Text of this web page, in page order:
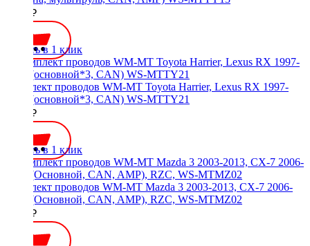
4600 ₽
Купить в 1 клик
Комплект проводов WM-MT Toyota Harrier, Lexus RX 1997-
2003 (основной*3, CAN) WS-MTTY21
7000 ₽
Купить в 1 клик
Комплект проводов WM-MT Mazda 3 2003-2013, CX-7 2006-
2012 (Основной, CAN, AMP), RZC, WS-MTMZ02
3000 ₽